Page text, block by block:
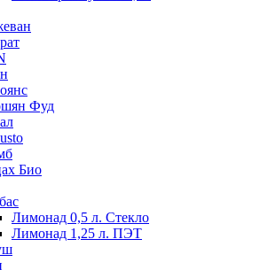
Фуд
Био
Лимонад 0,5 л. Стекло
Лимонад 1,25 л. ПЭТ